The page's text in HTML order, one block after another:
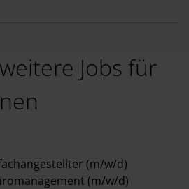
Jobs für
(m/w/d)
(m/w/d)